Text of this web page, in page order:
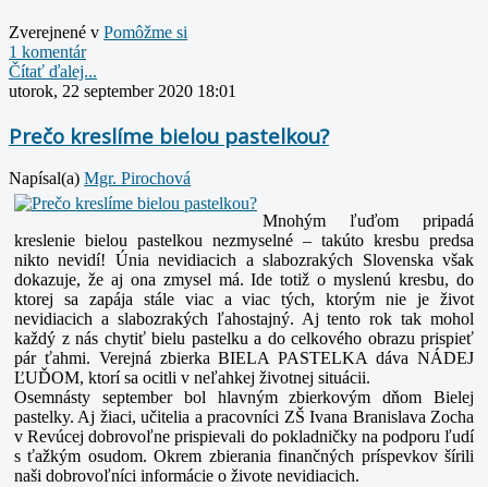
Zverejnené v Pomôžme si
1 komentár
Čítať ďalej...
utorok, 22 september 2020 18:01
Prečo kreslíme bielou pastelkou?
Napísal(a) Mgr. Pirochová
Mnohým ľuďom pripadá
kreslenie bielou pastelkou nezmyselné – takúto kresbu predsa
nikto nevidí! Únia nevidiacich a slabozrakých Slovenska však
dokazuje, že aj ona zmysel má. Ide totiž o myslenú kresbu, do
ktorej sa zapája stále viac a viac tých, ktorým nie je život
nevidiacich a slabozrakých ľahostajný. Aj tento rok tak mohol
každý z nás chytiť bielu pastelku a do celkového obrazu prispieť
pár ťahmi. Verejná zbierka BIELA PASTELKA dáva NÁDEJ
ĽUĎOM, ktorí sa ocitli v neľahkej životnej situácii.
Osemnásty september bol hlavným zbierkovým dňom Bielej
pastelky. Aj žiaci, učitelia a pracovníci ZŠ Ivana Branislava Zocha
v Revúcej dobrovoľne prispievali do pokladničky na podporu ľudí
s ťažkým osudom. Okrem zbierania finančných príspevkov šírili
naši dobrovoľníci informácie o živote nevidiacich.